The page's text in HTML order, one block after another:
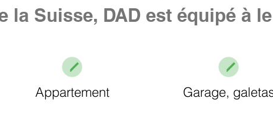
la Suisse, DAD est équipé à
Appartement Garage,